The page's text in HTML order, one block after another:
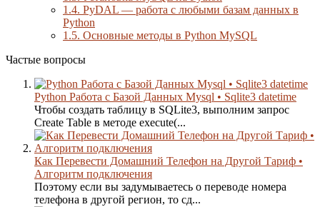
1.4. PyDAL — работа с любыми базам данных в
Python
1.5. Основные методы в Python MySQL
Частые вопросы
Python Работа с Базой Данных Mysql • Sqlite3 datetime
Чтобы создать таблицу в SQLite3, выполним запрос
Create Table в методе execute(...
Как Перевести Домашний Телефон на Другой Тариф •
Алгоритм подключения
Поэтому если вы задумываетесь о переводе номера
телефона в другой регион, то сд...